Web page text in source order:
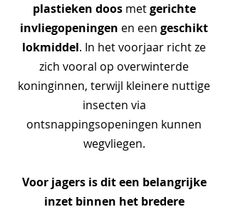
plastieken doosmetgerichte
invliegopeningen en een geschikt
lokmiddel. In het voorjaar richt ze
zich vooral op overwinterde
koninginnen, terwijl kleinere nuttige
insecten via
ontsnappingsopeningen kunnen
wegvliegen.
Voor jagers is dit een belangrijke
inzet binnen het bredere